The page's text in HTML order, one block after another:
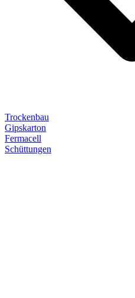
Trockenbau
Gipskarton
Fermacell
Schüttungen